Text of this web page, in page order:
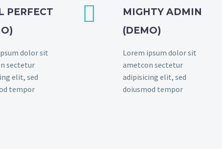
PERFECT
dolor sit
sectetur
elit, sed
tempor


MIGHTY ADMIN
(DEMO)
Lorem ipsum dolor sit
ametcon sectetur
adipisicing elit, sed
doiusmod tempor